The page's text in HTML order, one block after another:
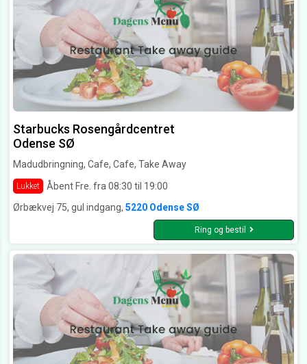
Starbucks Rosengårdcentret
Odense SØ
Madudbringning, Cafe, Cafe, Take Away
Lukket
Åbent Fre. fra 08:30 til 19:00
Ørbækvej 75, gul indgang, 5220 Odense SØ
Ring og bestil